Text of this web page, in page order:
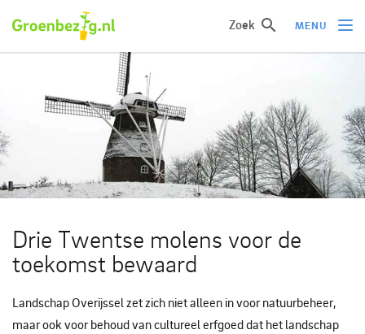
Zoek MENU
Ik wil iets doen
Ik wil iets leren
Groepen of initiatieven
Verhalen uit het veld
Over groenbezig
Meld jouw werkgroep of initiatief aan
Drie Twentse molens voor de
toekomst bewaard
Landschap Overijssel zet zich niet alleen in voor natuurbeheer,
maar ook voor behoud van cultureel erfgoed dat het landschap